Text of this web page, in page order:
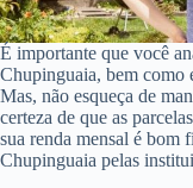
É importante que você
Chupinguaia, bem como
Mas, não esqueça de
certeza de que as
sua renda mensal é bom
Chupinguaia pelas